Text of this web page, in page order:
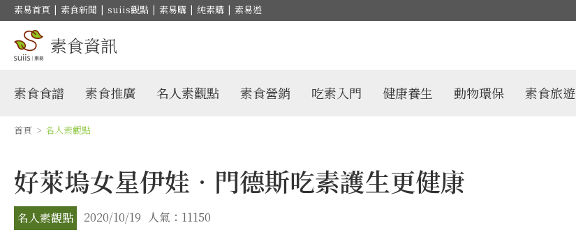
素易首頁 | 素食新聞 | suiis觀點 | 素易購 | 純素購 | 素易遊
素食資訊
素食食譜 素食推廣 名人素觀點 素食營銷 吃素入門 健康養生 動物環保 素食旅遊
首頁 > 名人素觀點
好萊塢女星伊娃•門德斯吃素護生更健康
名人素觀點 2020/10/19 人氣：11150